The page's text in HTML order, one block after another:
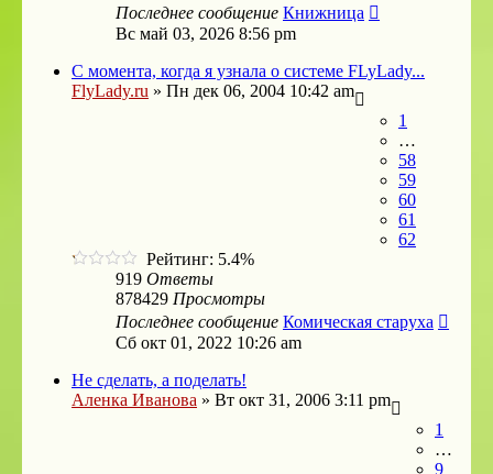
Последнее сообщение Книжница
Вс май 03, 2026 8:56 pm
С момента, когда я узнала о системе FLyLady...
FlyLady.ru » Пн дек 06, 2004 10:42 am
1
…
58
59
60
61
62
Рейтинг: 5.4%
919 Ответы
878429 Просмотры
Последнее сообщение Комическая старуха
Сб окт 01, 2022 10:26 am
Не сделать, а поделать!
Аленка Иванова » Вт окт 31, 2006 3:11 pm
1
…
9